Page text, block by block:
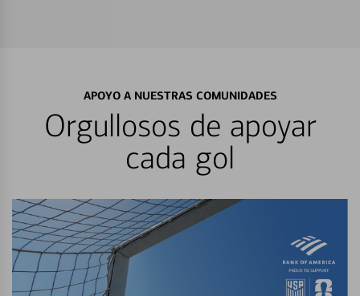
APOYO A NUESTRAS COMUNIDADES
Orgullosos de apoyar
cada gol